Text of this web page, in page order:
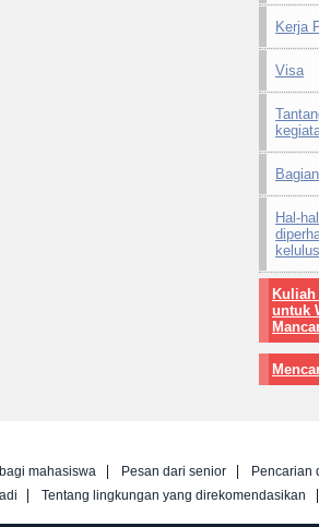
Kerja
Visa
Hal-
Kuliah
untuk
mahasiswa Pesan dari senior Pencarian
Tentang lingkungan yang direkomendasikan